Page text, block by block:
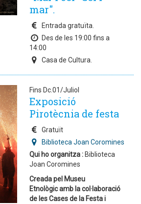
mar".
Entrada gratuïta.
Des de les 19:00 fins a
14:00
Casa de Cultura.
Fins Dc.01/Juliol
Exposició
Pirotècnia de festa
Gratuït
Biblioteca Joan Coromines
Qui ho organitza : Biblioteca
Joan Coromines
Creada pel Museu
Etnològic amb la col·laboració
de les Cases de la Festa i